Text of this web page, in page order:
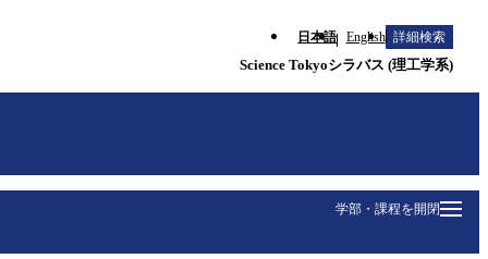
日本語 English 詳細検索
Science Tokyoシラバス (理工学系)
学部・課程を開閉